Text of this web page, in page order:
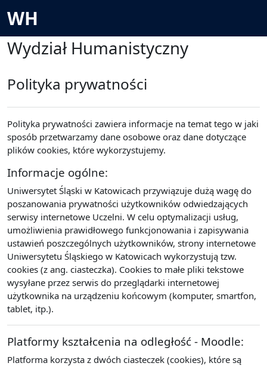
WH
Wydział Humanistyczny
Polityka prywatności
Polityka prywatności zawiera informacje na temat tego w jaki
sposób przetwarzamy dane osobowe oraz dane dotyczące
plików cookies, które wykorzystujemy.
Informacje ogólne:
Uniwersytet Śląski w Katowicach przywiązuje dużą wagę do
poszanowania prywatności użytkowników odwiedzających
serwisy internetowe Uczelni. W celu optymalizacji usług,
umożliwienia prawidłowego funkcjonowania i zapisywania
ustawień poszczególnych użytkowników, strony internetowe
Uniwersytetu Śląskiego w Katowicach wykorzystują tzw.
cookies (z ang. ciasteczka). Cookies to małe pliki tekstowe
wysyłane przez serwis do przeglądarki internetowej
użytkownika na urządzeniu końcowym (komputer, smartfon,
tablet, itp.).
Platformy kształcenia na odległość - Moodle:
Platforma korzysta z dwóch ciasteczek (cookies), które są